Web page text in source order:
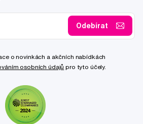
Odebírat
o novinkách a akčních nabídkách
osobních údajů pro tyto účely.